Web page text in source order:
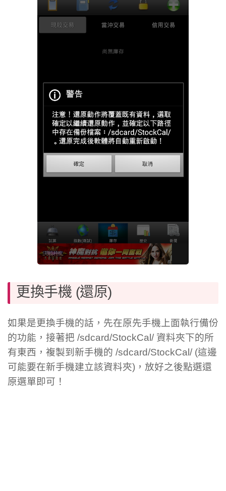
更換手機 (還原)
如果是更換手機的話，先在原先手機上面執行備份
的功能，接著把 /sdcard/StockCal/ 資料夾下的所
有東西，複製到新手機的 /sdcard/StockCal/ (這邊
可能要在新手機建立該資料夾)，放好之後點選還
原選單即可！